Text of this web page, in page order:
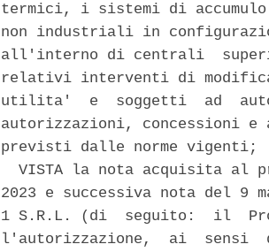
termici, i sistemi di
non industriali in
all'interno di centrali
relativi interventi di
utilita'  e  soggetti  ad
autorizzazioni, concessioni e
previsti dalle norme vigenti;
VISTA la nota acquisita al
2023 e successiva nota del 9
1 S.R.L. (di  seguito:  il
l'autorizzazione,  ai  sensi